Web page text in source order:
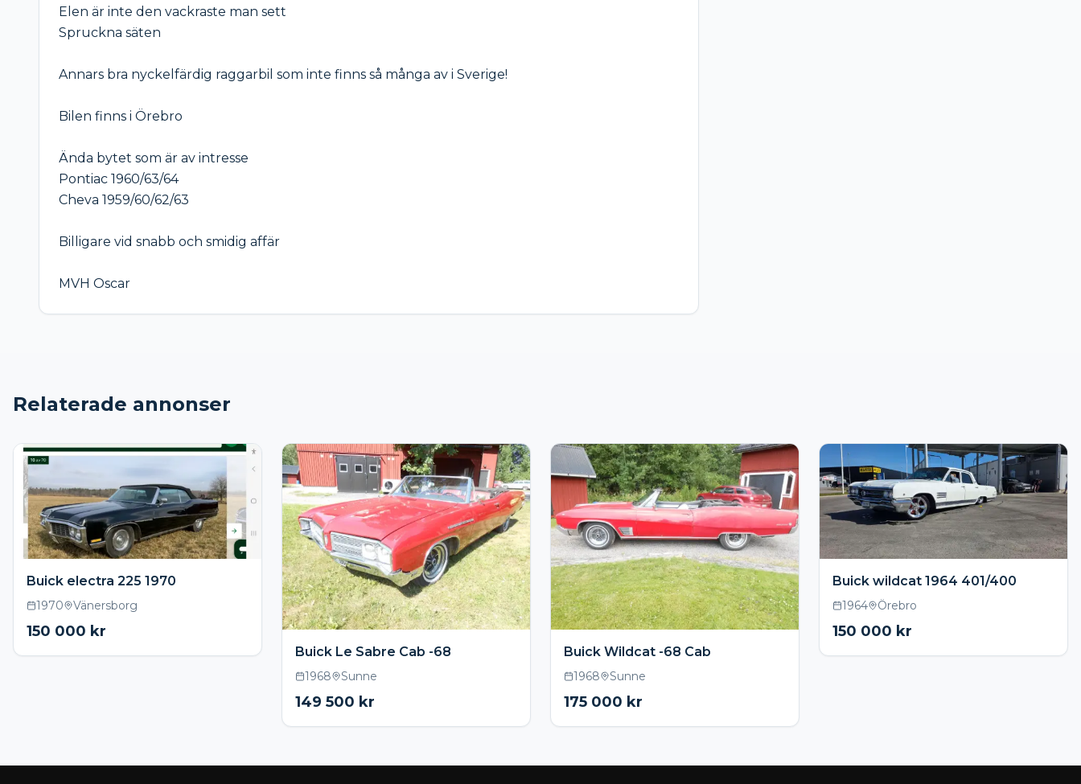
Elen är inte den vackraste man sett
Spruckna säten
Annars bra nyckelfärdig raggarbil som inte finns så många av i Sverige!
Bilen finns i Örebro
Ända bytet som är av intresse
Pontiac 1960/63/64
Cheva 1959/60/62/63
Billigare vid snabb och smidig affär
MVH Oscar
Relaterade annonser
Buick electra 225 1970
1970 Vänersborg
150 000 kr
Buick Le Sabre Cab -68
1968 Sunne
149 500 kr
Buick Wildcat -68 Cab
1968 Sunne
175 000 kr
Buick wildcat 1964 401/400
1964 Örebro
150 000 kr